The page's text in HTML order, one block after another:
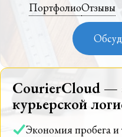
ПортфолиоОтзывы
CourierCloud —
курьерской
Экономия пробега и